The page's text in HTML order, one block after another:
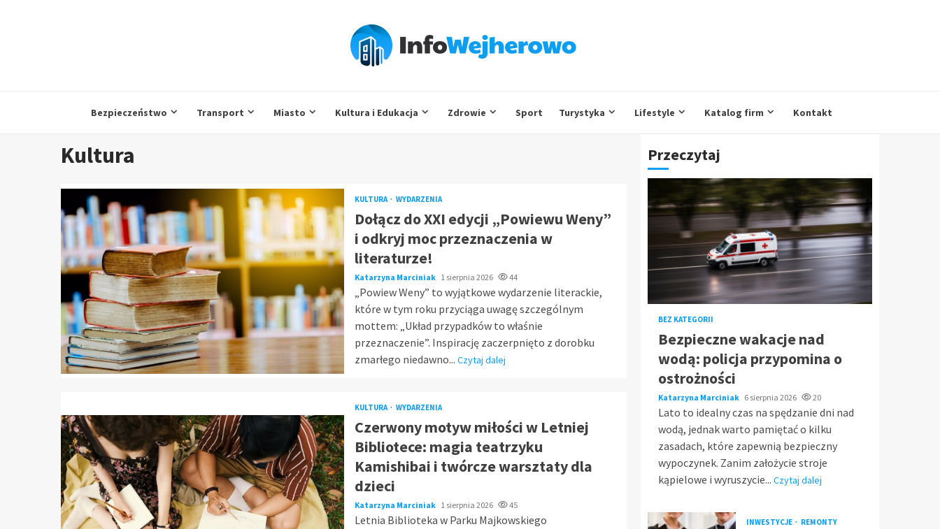
Bezpieczeństwo Transport Miasto Kultura i Edukacja Zdrowie Sport Turystyka Lifestyle Katalog firm Kontakt
Kultura
KULTURA WYDARZENIA
Dołącz do XXI edycji „Powiewu Weny”
i odkryj moc przeznaczenia w
literaturze!
Katarzyna Marciniak 1 sierpnia 2026 44
„Powiew Weny” to wyjątkowe wydarzenie literackie,
które w tym roku przyciąga uwagę szczególnym
mottem: „Układ przypadków to właśnie
przeznaczenie”. Inspirację zaczerpnięto z dorobku
zmarłego niedawno... Czytaj dalej
KULTURA WYDARZENIA
Czerwony motyw miłości w Letniej
Bibliotece: magia teatrzyku
Kamishibai i twórcze warsztaty dla
dzieci
Katarzyna Marciniak 1 sierpnia 2026 45
Letnia Biblioteka w Parku Majkowskiego
Przeczytaj
BEZ KATEGORII
Bezpieczne wakacje nad
wodą: policja przypomina o
ostrożności
Katarzyna Marciniak 6 sierpnia 2026 20
Lato to idealny czas na spędzanie dni nad
wodą, jednak warto pamiętać o kilku
zasadach, które zapewnią bezpieczny
wypoczynek. Zanim założycie stroje
kąpielowe i wyruszycie... Czytaj dalej
INWESTYCJE REMONTY